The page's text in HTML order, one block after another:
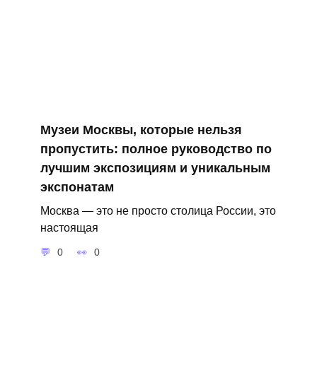
Музеи Москвы, которые нельзя
пропустить: полное руководство по
лучшим экспозициям и уникальным
экспонатам
Москва — это не просто столица России, это
настоящая
0 0